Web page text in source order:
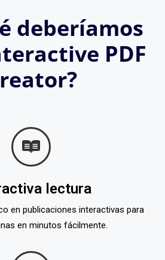
deberíamos
PDF
lectura
en publicaciones interactivas para
en minutos fácilmente.